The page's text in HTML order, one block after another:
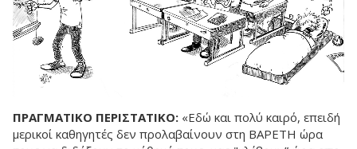
ΠΡΑΓΜΑΤΙΚΟ ΠΕΡΙΣΤΑΤΙΚΟ: «Eδώ και πολύ καιρό, επειδή
μερικοί καθηγητές δεν προλαβαίνουν στη ΒΑΡΕΤΗ ώρα